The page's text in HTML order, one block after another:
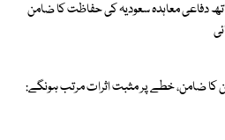
دفاعی معاہدہ سعودیہ کی حفاظت کا ضامن
کا ضامن، خطے پر مثبت اثرات مرتب ہونگے: